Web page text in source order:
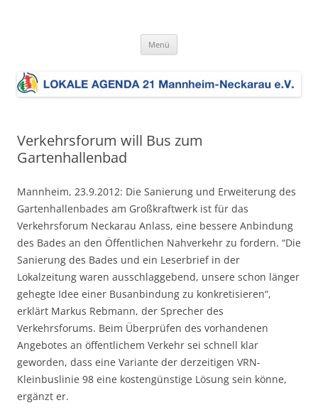
e.V.
Entwicklung im Stadtbezirk ein. Dem liegt die Umsetzung der Charta
Zukunftsbeständigkeit zugrunde.
Menü
Verkehrsforum will Bus zum
Gartenhallenbad
Mannheim, 23.9.2012: Die Sanierung und Erweiterung des
Gartenhallenbades am Großkraftwerk ist für das
Verkehrsforum Neckarau Anlass, eine bessere Anbindung
des Bades an den Öffentlichen Nahverkehr zu fordern. “Die
Sanierung des Bades und ein Leserbrief in der
Lokalzeitung waren ausschlaggebend, unsere schon länger
gehegte Idee einer Busanbindung zu konkretisieren“,
erklärt Markus Rebmann, der Sprecher des
Verkehrsforums. Beim Überprüfen des vorhandenen
Angebotes an öffentlichem Verkehr sei schnell klar
geworden, dass eine Variante der derzeitigen VRN-
Kleinbuslinie 98 eine kostengünstige Lösung sein könne,
ergänzt er.